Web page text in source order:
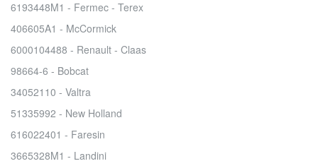
6193448M1 - Fermec - Terex
406605A1 - McCormick
6000104488 - Renault - Claas
98664-6 - Bobcat
34052110 - Valtra
51335992 - New Holland
616022401 - Faresin
3665328M1 - Landini